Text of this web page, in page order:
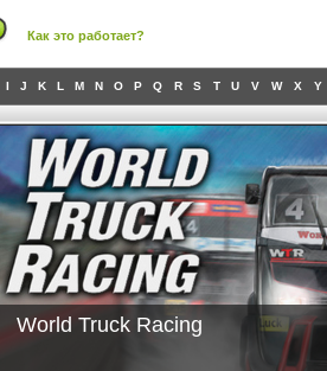
Как это работает?
I J K L M N O P Q R S T U V W X Y
World Truck Racing